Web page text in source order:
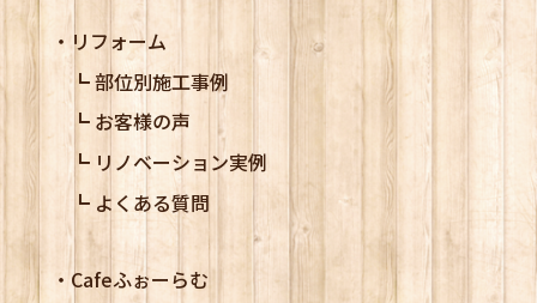
リフォーム
部位別施工事例
お客様の声
リノベーション実例
よくある質問
Cafeふぉーらむ